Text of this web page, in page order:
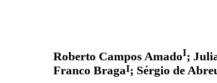
Roberto Campos AmadoI;
Franco BragaI; Sérgio de